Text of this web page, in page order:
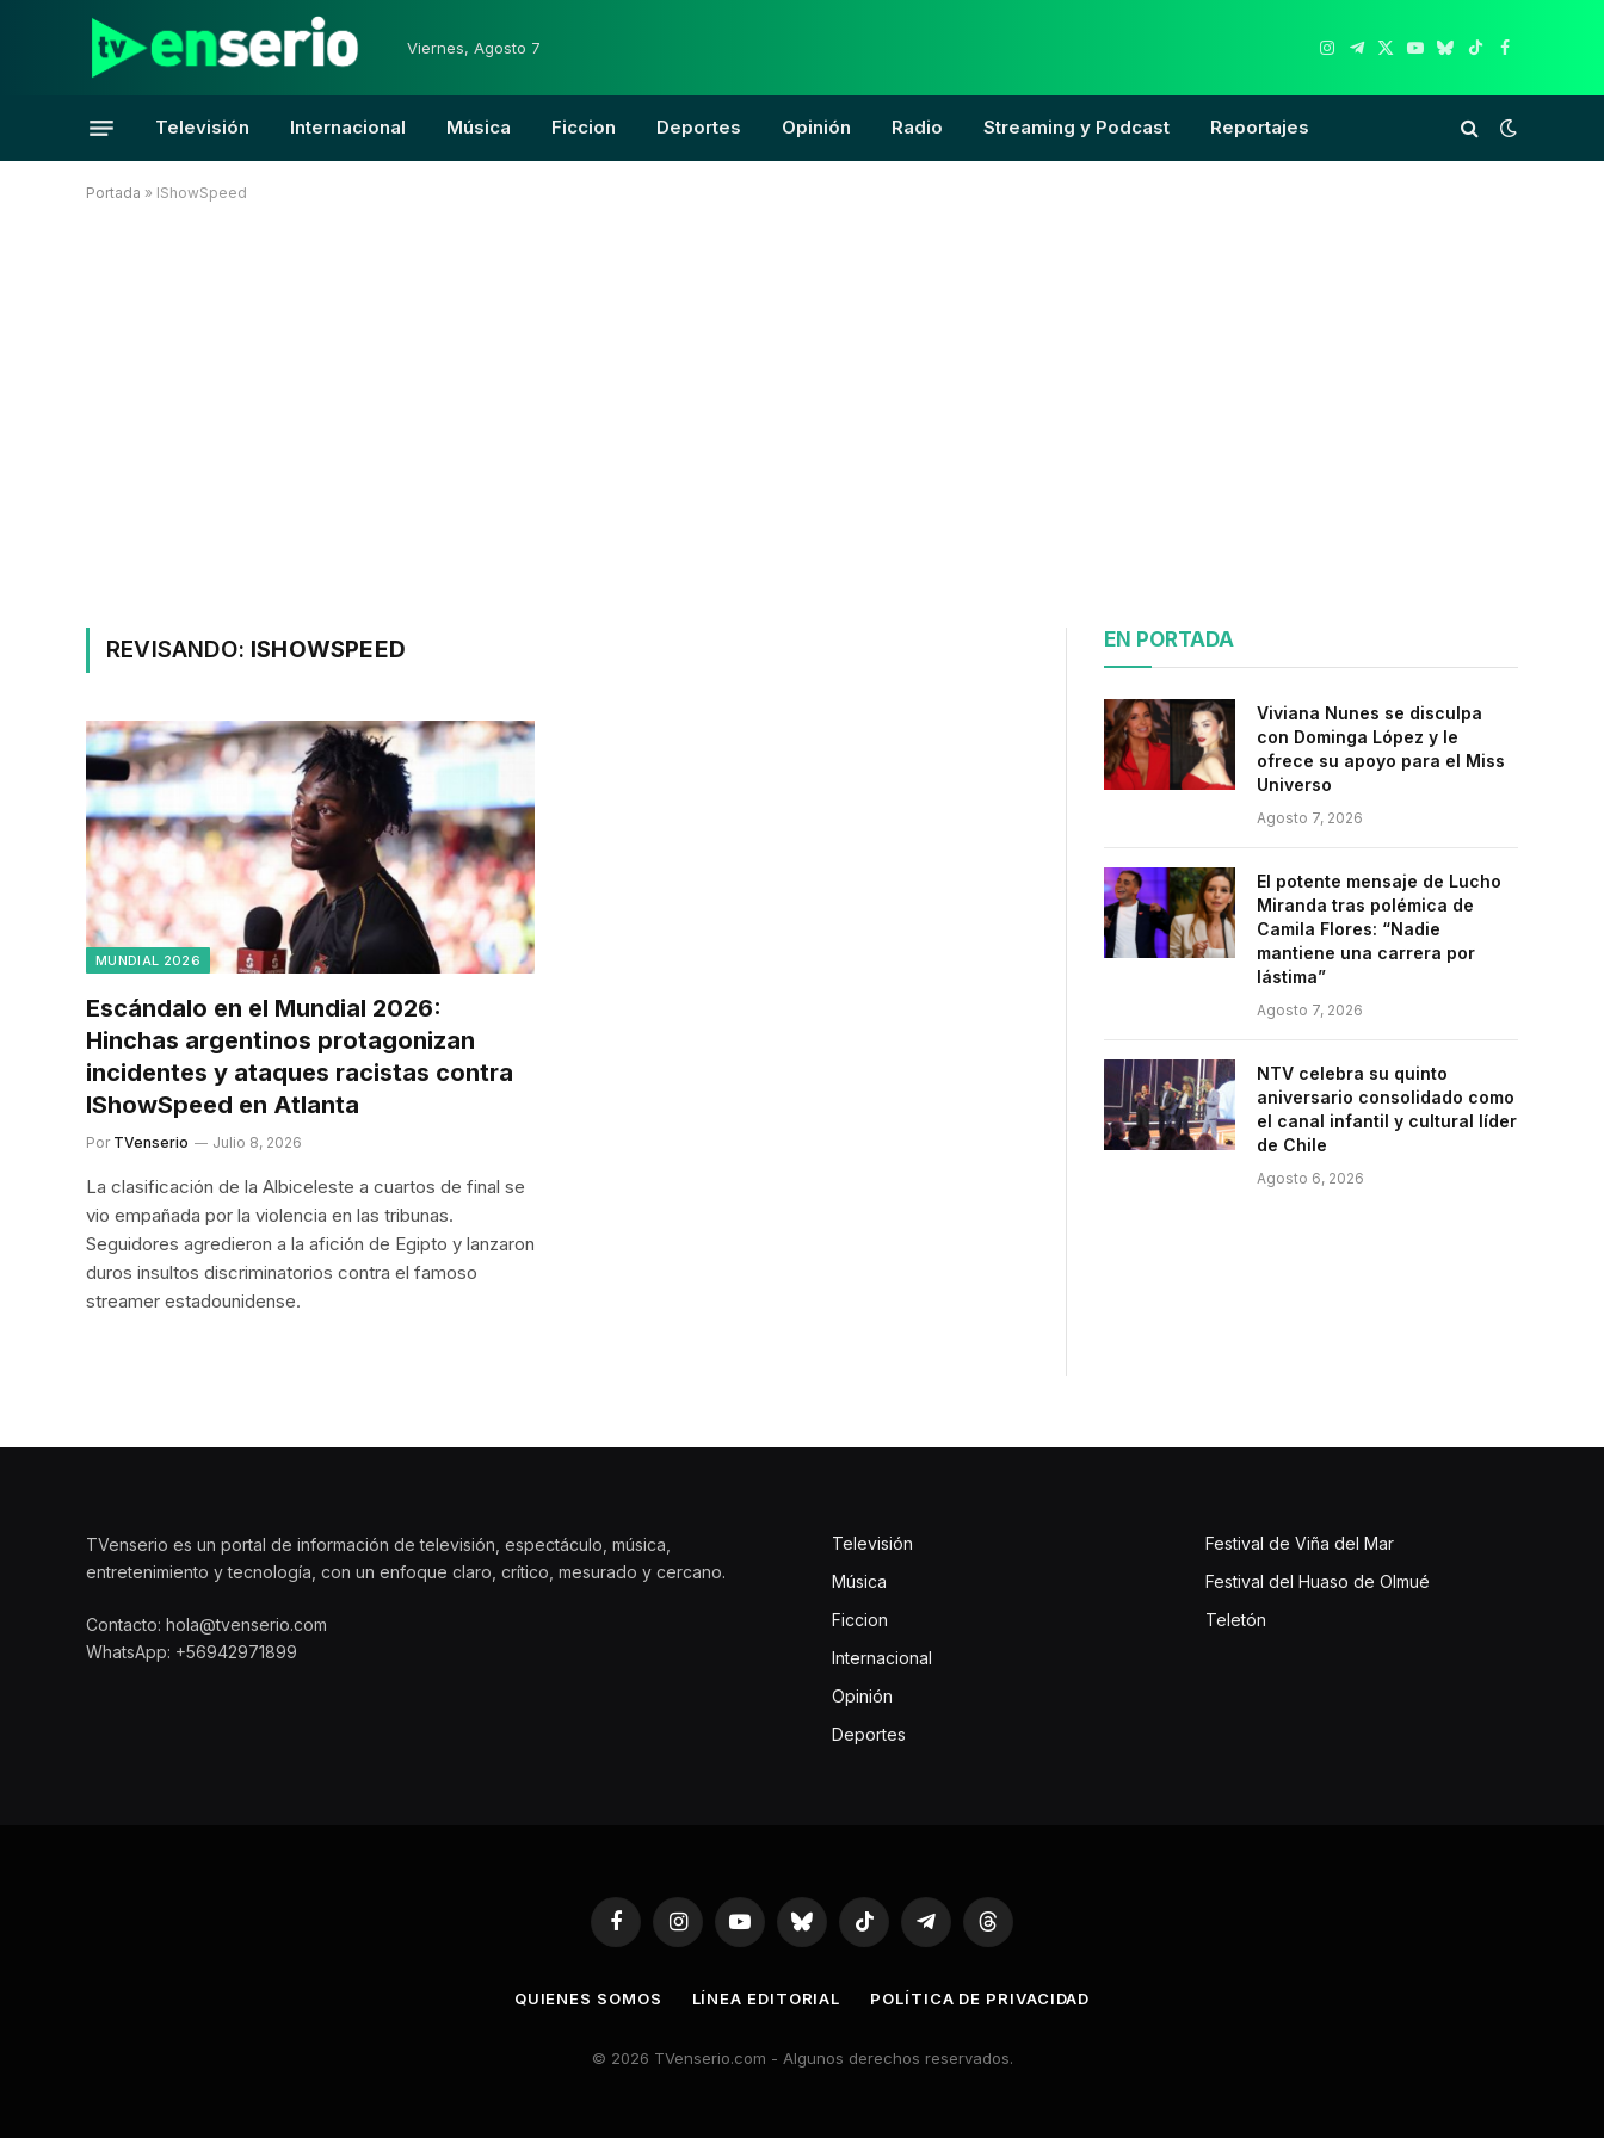
Viernes, Agosto 7
Instagram
Telegram
X
YouTube
Bluesky
TikTokFacebook
Televisión Internacional Música Ficcion Deportes Opinión Radio Streaming y Podcast Reportajes
Portada » IShowSpeed
REVISANDO: ISHOWSPEED
MUNDIAL 2026
Escándalo en el Mundial 2026:
Hinchas argentinos protagonizan
incidentes y ataques racistas contra
IShowSpeed en Atlanta
Por TVenserio Julio 8, 2026
La clasificación de la Albiceleste a cuartos de final se
vio empañada por la violencia en las tribunas.
Seguidores agredieron a la afición de Egipto y lanzaron
duros insultos discriminatorios contra el famoso
streamer estadounidense.
EN PORTADA
Viviana Nunes se disculpa
con Dominga López y le
ofrece su apoyo para el Miss
Universo
Agosto 7, 2026
El potente mensaje de Lucho
Miranda tras polémica de
Camila Flores: “Nadie
mantiene una carrera por
lástima”
Agosto 7, 2026
NTV celebra su quinto
aniversario consolidado como
el canal infantil y cultural líder
de Chile
Agosto 6, 2026
TVenserio es un portal de información de televisión, espectáculo, música,
entretenimiento y tecnología, con un enfoque claro, crítico, mesurado y cercano.
Contacto: hola@tvenserio.com
WhatsApp: +56942971899
Televisión
Música
Ficcion
Internacional
Opinión
Deportes
Festival de Viña del Mar
Festival del Huaso de Olmué
Teletón
FacebookInstagramYouTubeBluesky TikTok TelegramThreads
QUIENES SOMOS LÍNEA EDITORIAL POLÍTICA DE PRIVACIDAD
© 2026 TVenserio.com - Algunos derechos reservados.